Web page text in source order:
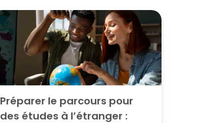
Préparer le parcours pour
des études à l’étranger :